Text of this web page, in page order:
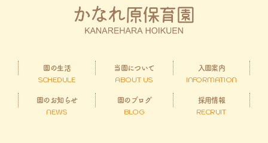
園の生活
SCHEDULE
当園について
ABOUT US
入園案内
INFORMATION
園のお知らせ
NEWS
園のブログ
BLOG
採用情報
RECRUIT